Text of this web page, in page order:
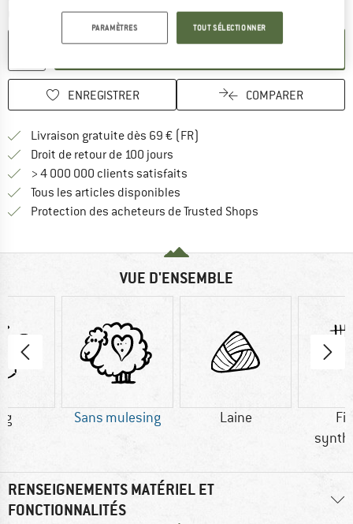
AJOUTER AU PANIER
ENREGISTRER COMPARER
Livraison gratuite dès 69 € (FR)
Droit de retour de 100 jours
> 4 000 000 clients satisfaits
Tous les articles disponibles
Protection des acheteurs de Trusted Shops
VUE D'ENSEMBLE
g Sans mulesing Laine
RENSEIGNEMENTS MATÉRIEL ET
FONCTIONNALITÉS
PARAMÈTRES TOUT SÉLECTIONNER